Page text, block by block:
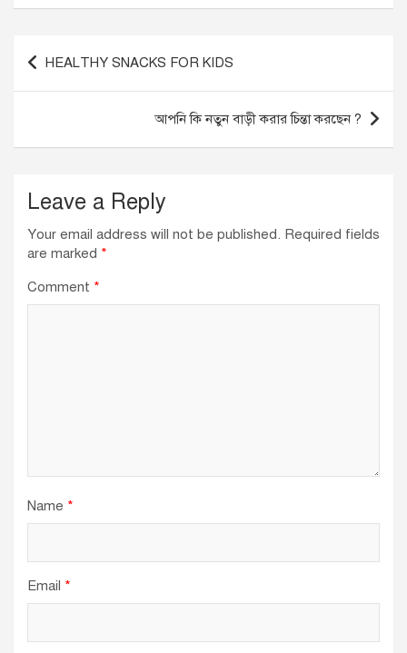
c
e
b
k
e
dI
at
s
A
p
p
ail
Post
navigation
HEALTHY SNACKS FOR KIDS
আপনি কি নতুন বাড়ী করার চিন্তা করছেন ?
Leave a Reply
Your email address will not be published. Required fields
are marked *
Comment *
Name *
Email *